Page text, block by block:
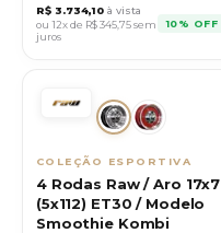
R$ 3.734,10 à vista
ou 12x de R$345,75sem
juros
10% OFF
COLEÇÃO ESPORTIVA
4 Rodas Raw / Aro 17x7
(5x112) ET30 / Modelo
Smoothie Kombi